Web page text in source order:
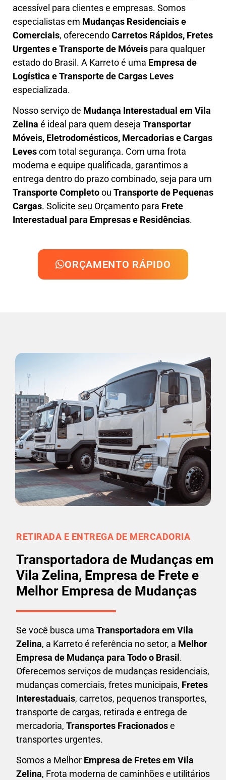
acessível para clientes e empresas. Somos
especialistas em Mudanças Residenciais e
Comerciais, oferecendoCarretos Rápidos, Fretes
Urgentes e Transporte de Móveis para qualquer
estado do Brasil. A Karretoé uma Empresa de
Logística e Transporte de Cargas Leves
especializada.
Nosso serviço de Mudança Interestadual em Vila
Zelina é ideal para quem deseja Transportar
Móveis, Eletrodomésticos, Mercadorias e Cargas
Levescom total segurança. Com uma frota
moderna e equipe qualificada, garantimos a
entrega dentro do prazo combinado, seja para um
Transporte Completoou Transporte de Pequenas
Cargas. Solicite seu Orçamento para Frete
Interestadual para Empresas e Residências.
ORÇAMENTO RÁPIDO
RETIRADA E ENTREGA DE MERCADORIA
Transportadora de Mudanças em
Vila Zelina, Empresa de Frete e
Melhor Empresa de Mudanças
Se você busca uma Transportadora em Vila
Zelina, a Karreto é referência no setor, a Melhor
Empresa de Mudança para Todo o Brasil.
Oferecemos serviços de mudanças residenciais,
mudanças comerciais, fretes municipais, Fretes
Interestaduais, carretos, pequenos transportes,
transporte de cargas, retirada e entrega de
mercadoria, Transportes Fracionadose
transportes urgentes.
Somos a Melhor Empresa de Fretes em Vila
Zelina, Frota moderna de caminhões e utilitários